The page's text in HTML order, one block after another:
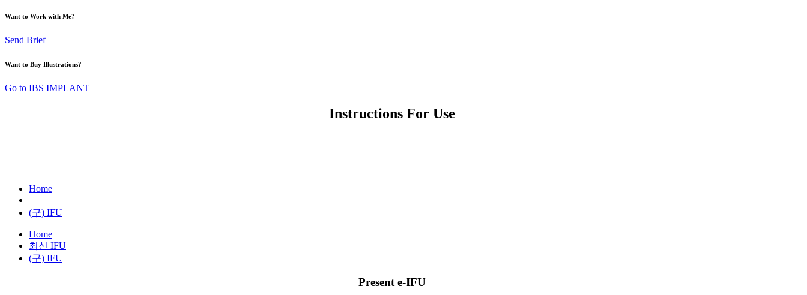
Want to Work with Me?
Send Brief
Want to Buy Illustrations?
Go to IBS IMPLANT
Instructions For Use
Home
(구) IFU
Home
최신 IFU
(구) IFU
Present e-IFU